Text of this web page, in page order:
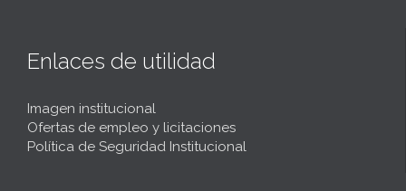
Enlaces de utilidad
Imagen institucional
Ofertas de empleo y licitaciones
Política de Seguridad Institucional